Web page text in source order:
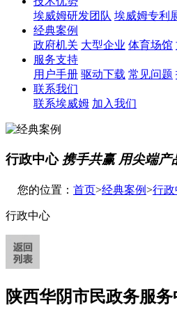
埃威姆研发团队 埃威姆专利
经典案例
政府机关 大型企业 体育场馆
服务支持
用户手册 驱动下载 常见问题
联系我们
联系埃威姆 加入我们
行政中心 携手共赢 用尖端产
您的位置： 首页>经典案例>行
行政中心
陕西华阴市民政务服